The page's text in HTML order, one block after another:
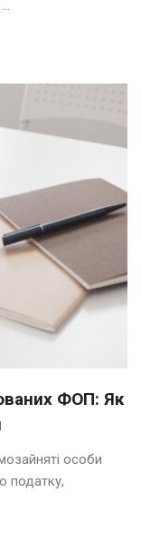
ФОП: Як
особи
податку,